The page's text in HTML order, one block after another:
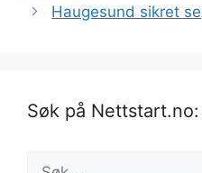
Haugesund sikret
Søk på Nettstart.no: